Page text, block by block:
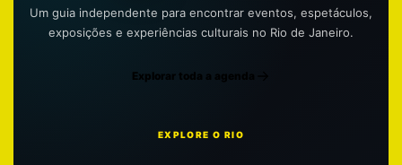
Um guia independente para encontrar eventos, espetáculos,
exposições e experiências culturais no Rio de Janeiro.
Explorar toda a agenda
EXPLORE O RIO